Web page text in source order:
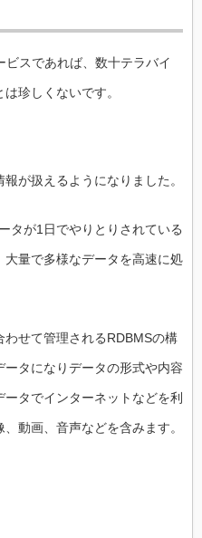
スであれば、数十テラバイ
珍しくないです。
が扱えるようになりました。
タが1日でやりとりされている
量で多様なデータを高速に処
せて管理されるRDBMSの構
タになりデータの形式や内容
タでインターネットなどを利
動画、音声などを含みます。